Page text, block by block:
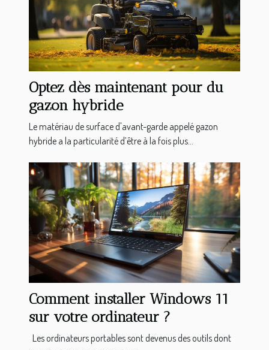
Optez dès maintenant pour du
gazon hybride
Le matériau de surface d'avant-garde appelé gazon
hybride a la particularité d’être à la fois plus...
Comment installer Windows 11
sur votre ordinateur ?
Les ordinateurs portables sont devenus des outils dont